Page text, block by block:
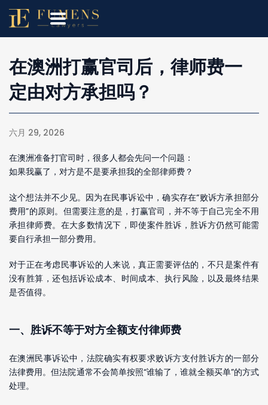
在澳洲打赢官司后，律师费一
定由对方承担吗？
六月 29, 2026
在澳洲准备打官司时，很多人都会先问一个问题：
如果我赢了，对方是不是要承担我的全部律师费？
这个想法并不少见。因为在民事诉讼中，确实存在“败诉方承担部分
费用”的原则。但需要注意的是，打赢官司，并不等于自己完全不用
承担律师费。在大多数情况下，即使案件胜诉，胜诉方仍然可能需
要自行承担一部分费用。
对于正在考虑民事诉讼的人来说，真正需要评估的，不只是案件有
没有胜算，还包括诉讼成本、时间成本、执行风险，以及最终结果
是否值得。
一、胜诉不等于对方全额支付律师费
在澳洲民事诉讼中，法院确实有权要求败诉方支付胜诉方的一部分
法律费用。但法院通常不会简单按照“谁输了，谁就全额买单”的方式
处理。